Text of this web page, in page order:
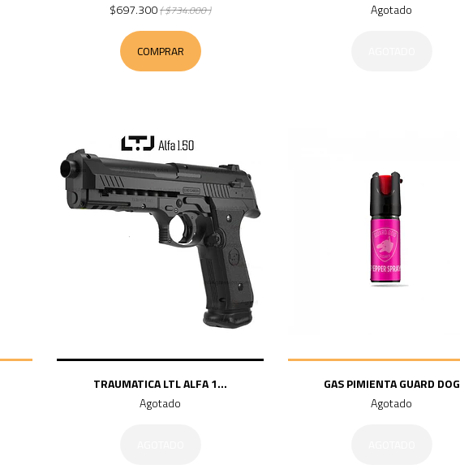
$697.300( $734.000 )
COMPRAR
Agotado
TRAUMATICA LTL ALFA 1...
Agotado
GAS PIMIENTA GUARD DOG
Agotado